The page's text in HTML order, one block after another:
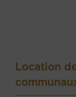
Location